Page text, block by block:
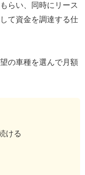
らい、同時にリース
て資金を調達する仕
の車種を選んで月額
ける